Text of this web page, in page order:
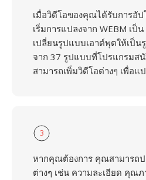
เมื่อวิดีโอของคุณได้รับการอั
เริ่มการแปลงจาก WEBM เป็
เปลี่ยนรูปแบบเอาต์พุตให้เป็
จาก 37 รูปแบบที่โปรแกรม
สามารถเพิ่มวิดีโอต่างๆ เพื่อแ
3
หากคุณต้องการ คุณสามารถป
ต่างๆ เช่น ความละเอียด คุณ